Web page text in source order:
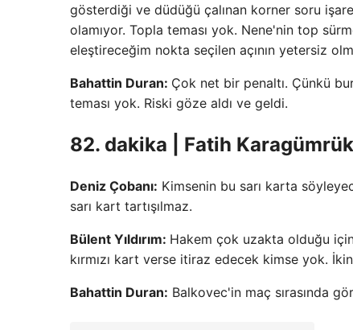
gösterdiği ve düdüğü çalınan korner soru
olamıyor. Topla teması yok. Nene'nin top
eleştireceğim nokta seçilen açının yetersiz
Bahattin Duran: Çok net bir penaltı. Çünkü
teması yok. Riski göze aldı ve geldi.
82. dakika | Fatih
Deniz Çobanı: Kimsenin bu sarı karta
sarı kart tartışılmaz.
Bülent Yıldırım: Hakem çok uzakta olduğu
kırmızı kart verse itiraz edecek kimse yok.
Bahattin Duran: Balkovec'in maç sırasında